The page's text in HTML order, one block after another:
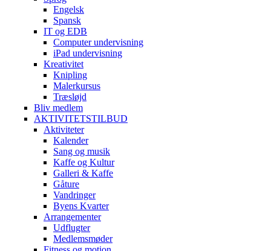
Engelsk
Spansk
IT og EDB
Computer undervisning
iPad undervisning
Kreativitet
Knipling
Malerkursus
Træsløjd
Bliv medlem
AKTIVITETSTILBUD
Aktiviteter
Kalender
Sang og musik
Kaffe og Kultur
Galleri & Kaffe
Gåture
Vandringer
Byens Kvarter
Arrangementer
Udflugter
Medlemsmøder